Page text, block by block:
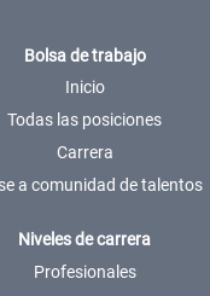
Bolsa de trabajo
Inicio
Todas las posiciones
Carrera
a comunidad de talentos
Niveles de carrera
Profesionales